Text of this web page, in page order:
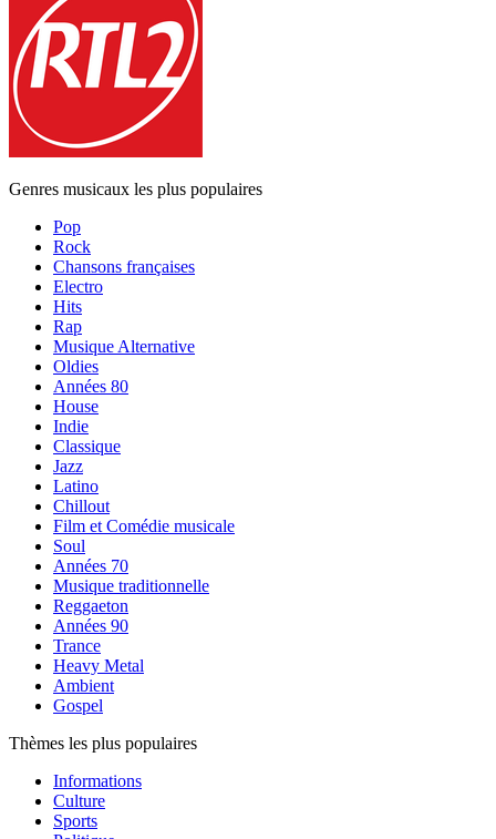
Genres musicaux les plus populaires
Pop
Rock
Chansons françaises
Electro
Hits
Rap
Musique Alternative
Oldies
Années 80
House
Indie
Classique
Jazz
Latino
Chillout
Film et Comédie musicale
Soul
Années 70
Musique traditionnelle
Reggaeton
Années 90
Trance
Heavy Metal
Ambient
Gospel
Thèmes les plus populaires
Informations
Culture
Sports